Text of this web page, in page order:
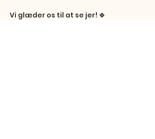
Vi glæder os til at se jer! 🍀